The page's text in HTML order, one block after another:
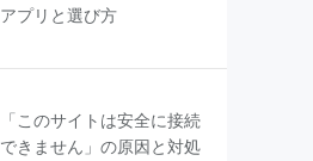
アプリと選び方
「このサイトは安全に接続
できません」の原因と対処